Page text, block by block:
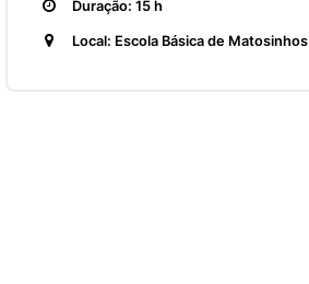
Duração: 15 h
Local: Escola Básica de Matosinhos